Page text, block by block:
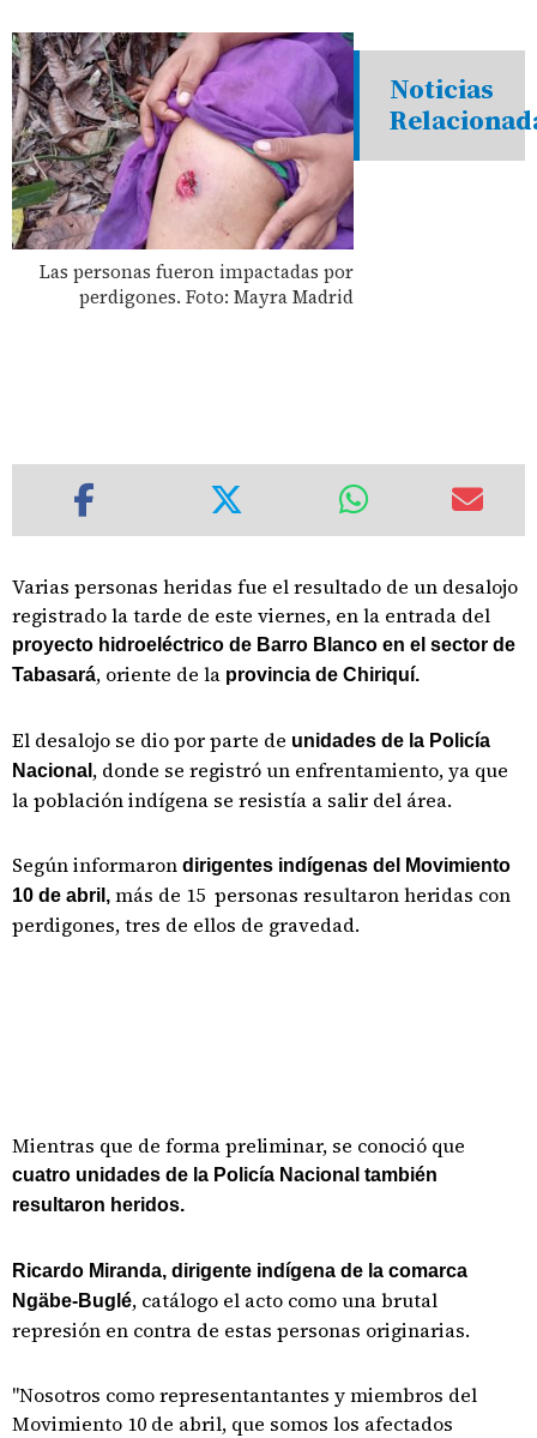
Las personas fueron impactadas por
perdigones. Foto: Mayra Madrid
Noticias
Varias personas heridas fue el resultado de un desalojo
registrado la tarde de este viernes, en la entrada del
proyecto hidroeléctrico de Barro Blanco en el sector de
Tabasará, oriente de la provincia de Chiriquí.
El desalojo se dio por parte de unidades de la Policía
Nacional , donde se registró un enfrentamiento, ya que
la población indígena se resistía a salir del área.
Según informaron dirigentes indígenas del Movimiento
10 de abril, más de 15 personas resultaron heridas con
perdigones, tres de ellos de gravedad.
Mientras que de forma preliminar, se conoció que
cuatro unidades de la Policía Nacional también
resultaron heridos.
Ricardo Miranda, dirigente indígena de la comarca
Ngäbe-Buglé, catálogo el acto como una brutal
represión en contra de estas personas originarias.
"Nosotros como representantantes y miembros del
Movimiento 10 de abril, que somos los afectados